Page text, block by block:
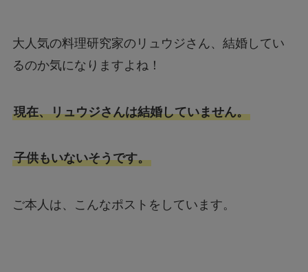
大人気の料理研究家のリュウジさん、結婚してい
るのか気になりますよね！
現在、リュウジさんは結婚していません。
子供もいないそうです。
ご本人は、こんなポストをしています。